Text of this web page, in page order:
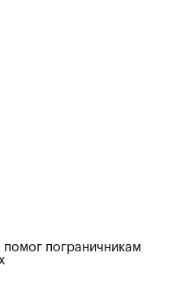
пограничникам